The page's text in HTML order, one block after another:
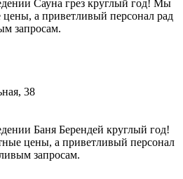
Сауна грез круглый год! Мы
а приветливый персонал рад
запросам.
38
Баня Берендей круглый год!
цены, а приветливый персонал
запросам.